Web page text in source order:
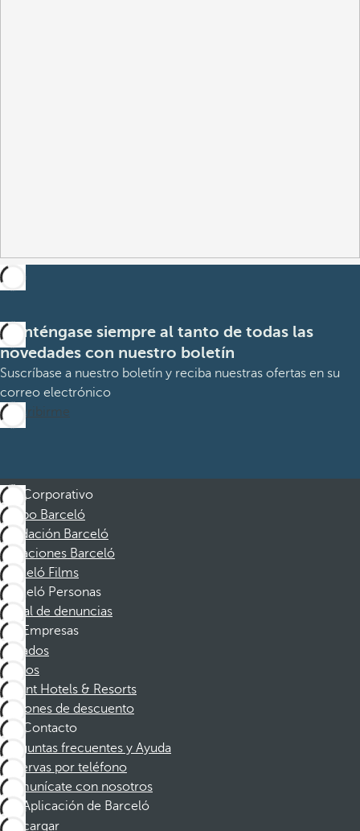
Manténgase siempre al tanto de todas las
novedades con nuestro boletín
Suscríbase a nuestro boletín y reciba nuestras ofertas en su
correo electrónico
Suscribirme
Corporativo
Grupo Barceló
Fundación Barceló
Vacaciones Barceló
Barceló Films
Barceló Personas
Canal de denuncias
Empresas
Afiliados
Socios
Dorint Hotels & Resorts
Cupones de descuento
Contacto
Preguntas frecuentes y Ayuda
Reservas por teléfono
Comunícate con nosotros
Aplicación de Barceló
Descargar